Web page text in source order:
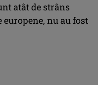
atât de strâns
nu au fost